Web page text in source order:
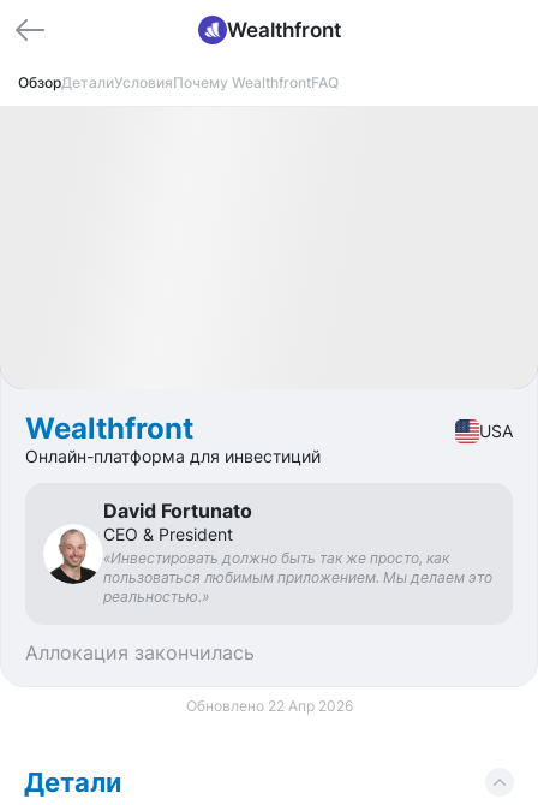
Wealthfront
ОбзорДеталиУсловияПочему WealthfrontFAQ
Wealthfront
USA
Онлайн-платформа для инвестиций
David Fortunato
CEO & President
«Инвестировать должно быть так же просто, как
пользоваться любимым приложением. Мы делаем это
реальностью.»
Аллокация закончилась
Обновлено 22 Апр 2026
Детали